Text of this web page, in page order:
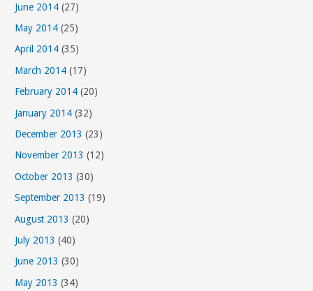
June 2014 (27)
May 2014 (25)
April 2014 (35)
March 2014 (17)
February 2014 (20)
January 2014 (32)
December 2013 (23)
November 2013 (12)
October 2013 (30)
September 2013 (19)
August 2013 (20)
July 2013 (40)
June 2013 (30)
May 2013 (34)